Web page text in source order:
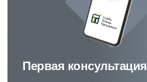
Первая консультация